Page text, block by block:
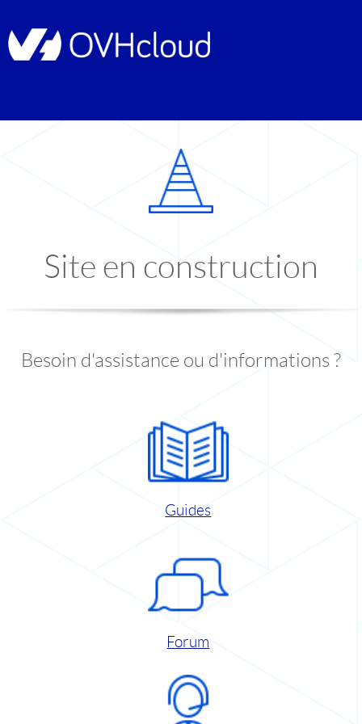
Site en construction
Besoin d'assistance ou d'informations ?
Guides
Forum